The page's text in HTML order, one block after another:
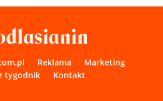
Reklama
Marketing
tygodnik
Kontakt